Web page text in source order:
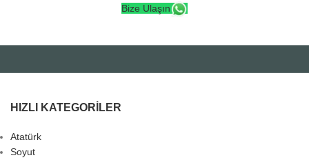
Bize Ulaşın
HIZLI KATEGORILER
Atatürk
Soyut